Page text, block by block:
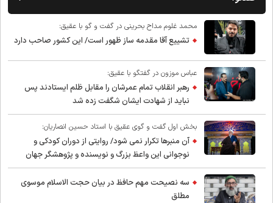
محمد غلوم مداح بحرینی در گفت و گو با عقیق:
تشییع آقا مقدمه ساز ظهور است/ این کشور صاحب دارد
عباس موزون در گفتگو با عقیق:
رهبر انقلاب تمام عمرشان را مقابل ظلم ایستادند پس
نباید از شهادت ایشان شگفت زده شد
بخش اول گفت و گوی عقیق با استاد حسین انصاریان:
آن منبرها تکرار نمی شود/ روایتی از دوران کودکی و
نوجوانی این واعظ بزرگ و نویسنده و پژوهشگر جهان
اسلام
سه نصیحت مهم حافظ در بیان حجت الاسلام موسوی
مطلق